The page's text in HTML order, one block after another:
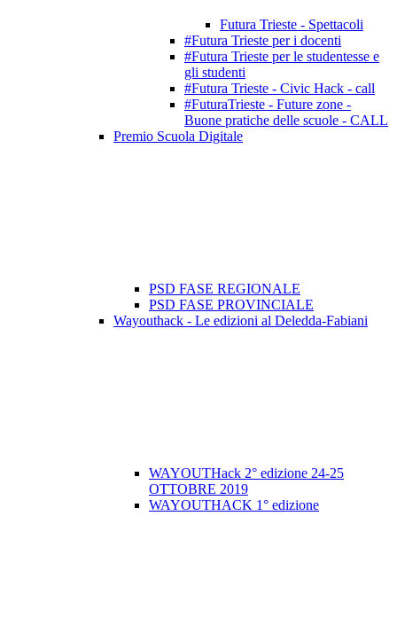
Futura Trieste - Spettacoli
#Futura Trieste per i docenti
#Futura Trieste per le studentesse e
gli studenti
#Futura Trieste - Civic Hack - call
#FuturaTrieste - Future zone -
Buone pratiche delle scuole - CALL
Premio Scuola Digitale
PSD FASE REGIONALE
PSD FASE PROVINCIALE
Wayouthack - Le edizioni al Deledda-Fabiani
WAYOUTHack 2° edizione 24-25
OTTOBRE 2019
WAYOUTHACK 1° edizione